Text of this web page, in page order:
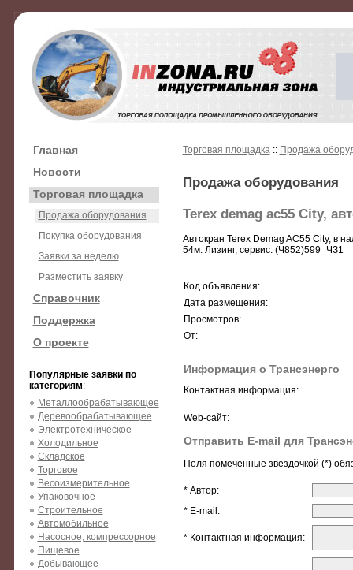
Главная
Новости
Торговая площадка
Продажа оборудования
Покупка оборудования
Заявки за неделю
Разместить заявку
Справочник
Поддержка
О проекте
Популярные заявки по
категориям:
Металлообрабатывающее
Деревообрабатывающее
Электротехническое
Холодильное
Складское
Торговое
Весоизмерительное
Упаковочное
Строительное
Автомобильное
Насосное, компрессорное
Пищевое
Добывающее
Торговая площадка:: Продажа
Продажа оборудования
Terex demag ac55 City,
Автокран Terex Demag AC55 City, в
54м. Лизинг, сервис. (Ч852)599_ЧЗ1
Код объявления:
Дата размещения:
Просмотров:
От:
Информация о Трансэнерго
Контактная информация:
Web-сайт:
Отправить E-mail для
Поля помеченные звездочкой (*)
* Автор:
* E-mail:
* Контактная информация: